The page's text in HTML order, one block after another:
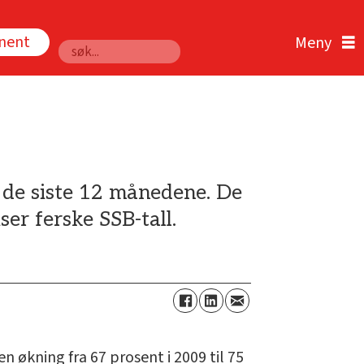
Søk
siste 12 månedene. De
ferske SSB-tall.
økning fra 67 prosent i 2009 til 75